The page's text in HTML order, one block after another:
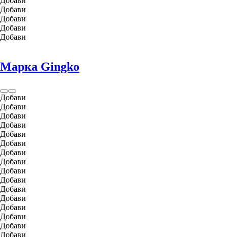
Добави
Добави
Добави
Добави
Марка Gingko
Добави
Добави
Добави
Добави
Добави
Добави
Добави
Добави
Добави
Добави
Добави
Добави
Добави
Добави
Добави
Добави